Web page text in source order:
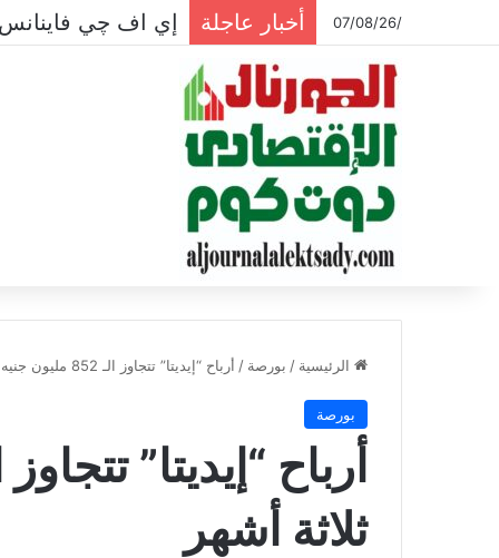
/07/08/26 أخبار عاجلة إي اف چي
الرئيسية / بورصة / أرباح “إيديتا” تتجاوز الـ 852 مليون جنيه فى ثلاثة أشهر
بورصة
ثلاثة أشهر